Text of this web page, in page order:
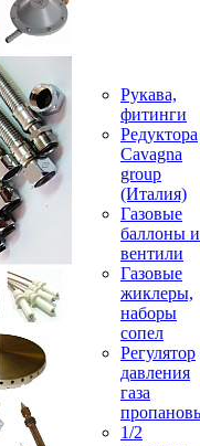
Рукава,
фитинги
Редуктора
Cavagna
group
(Италия)
Газовые
баллоны и
вентили
Газовые
жиклеры,
наборы
сопел
Регулятор
давления
газа
1/2